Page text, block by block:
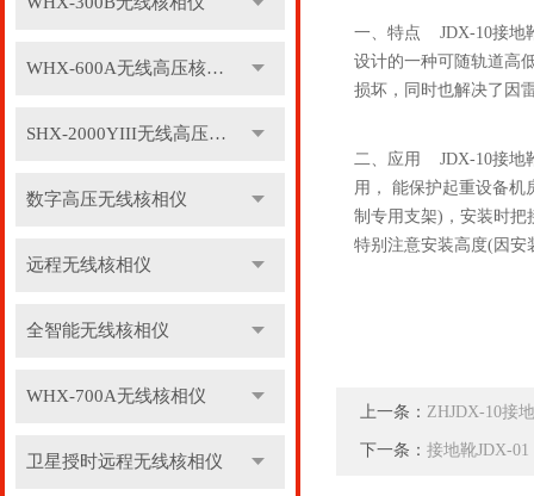
WHX-600A无线高压核相仪
SHX-2000YIII无线高压核相仪
数字高压无线核相仪
远程无线核相仪
全智能无线核相仪
WHX-700A无线核相仪
卫星授时远程无线核相仪
一、特点 JDX-10接地
设计的一种可随轨道高
损坏，同时也解决了因
二、应用 JDX-10接地
用， 能保护起重设备
制专用支架)，安装时把
特别注意安装高度(因安
上一条： ZHJDX-10接
下一条： 接地靴JDX-01